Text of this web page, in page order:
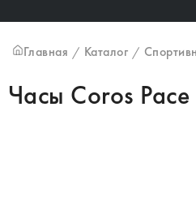
Главная / Каталог /
Часы Coros